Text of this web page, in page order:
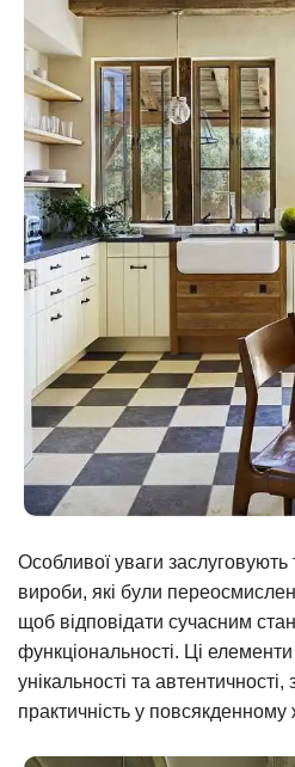
Особливої уваги заслуговують
вироби, які були
щоб відповідати сучасним
функціональності. Ці
унікальності та
практичність у повсякденному